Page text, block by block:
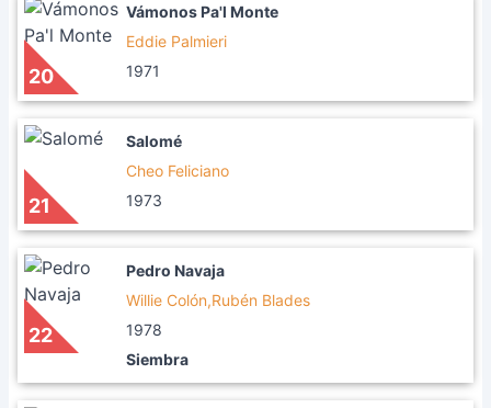
20
Vámonos Pa'l Monte
Eddie Palmieri
1971
21
Salomé
Cheo Feliciano
1973
22
Pedro Navaja
Willie Colón,Rubén Blades
1978
Siembra